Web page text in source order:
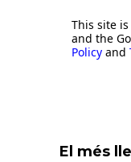
This site is
and the
Policy and
El més